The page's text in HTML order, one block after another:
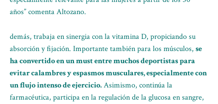
años” comenta Altozano.
demás, trabaja en sinergia con la vitamina D, propiciando su
absorción y fijación. Importante también para los músculos, se
ha convertido en un must entre muchos deportistas para
evitar calambres y espasmos musculares, especialmente con
un flujo intenso de ejercicio.Asimismo, continúa la
farmacéutica, participa en la regulación de la glucosa en sangre,